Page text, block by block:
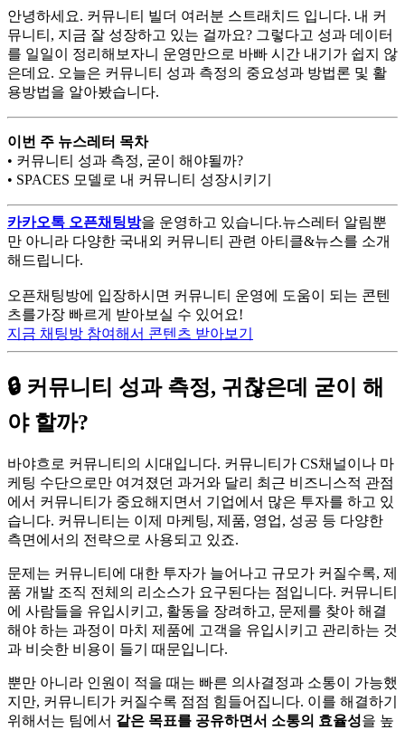
안녕하세요. 커뮤니티 빌더 여러분 스트래치드 입니다. 내 커
뮤니티, 지금 잘 성장하고 있는 걸까요? 그렇다고 성과 데이터
를 일일이 정리해보자니 운영만으로 바빠 시간 내기가 쉽지 않
은데요. 오늘은 커뮤니티 성과 측정의 중요성과 방법론 및 활
용방법을 알아봤습니다.
이번 주 뉴스레터 목차
• 커뮤니티 성과 측정, 굳이 해야될까?
• SPACES 모델로 내 커뮤니티 성장시키기
카카오톡 오픈채팅방을 운영하고 있습니다.뉴스레터 알림뿐
만 아니라 다양한 국내외 커뮤니티 관련 아티클&뉴스를 소개
해드립니다.
오픈채팅방에 입장하시면 커뮤니티 운영에 도움이 되는 콘텐
츠를가장 빠르게 받아보실 수 있어요!
지금 채팅방 참여해서 콘텐츠 받아보기
🔒 커뮤니티 성과 측정, 귀찮은데 굳이 해
야 할까?
바야흐로 커뮤니티의 시대입니다. 커뮤니티가 CS채널이나 마
케팅 수단으로만 여겨졌던 과거와 달리 최근 비즈니스적 관점
에서 커뮤니티가 중요해지면서 기업에서 많은 투자를 하고 있
습니다. 커뮤니티는 이제 마케팅, 제품, 영업, 성공 등 다양한
측면에서의 전략으로 사용되고 있죠.
문제는 커뮤니티에 대한 투자가 늘어나고 규모가 커질수록, 제
품 개발 조직 전체의 리소스가 요구된다는 점입니다. 커뮤니티
에 사람들을 유입시키고, 활동을 장려하고, 문제를 찾아 해결
해야 하는 과정이 마치 제품에 고객을 유입시키고 관리하는 것
과 비슷한 비용이 들기 때문입니다.
뿐만 아니라 인원이 적을 때는 빠른 의사결정과 소통이 가능했
지만, 커뮤니티가 커질수록 점점 힘들어집니다. 이를 해결하기
위해서는 팀에서 같은 목표를 공유하면서 소통의 효율성을 높